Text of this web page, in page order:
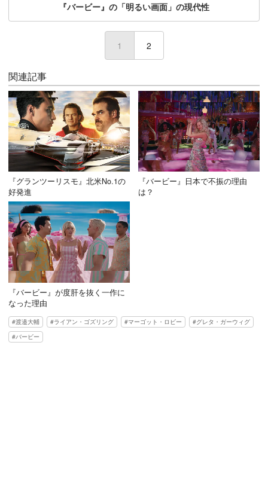
『バービー』の「明るい画面」の現代性
1 (current)
2
関連記事
『グランツーリスモ』北米No.1の
好発進
『バービー』日本で不振の理由
は？
『バービー』が度肝を抜く一作に
なった理由
渡邉大輔 ライアン・ゴズリング マーゴット・ロビー
グレタ・ガーウィグ
バービー